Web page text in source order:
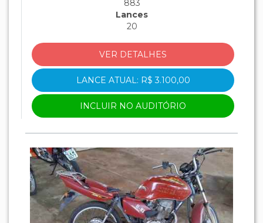
883
Lances
20
VER DETALHES
LANCE ATUAL: R$ 3.100,00
INCLUIR NO AUDITÓRIO